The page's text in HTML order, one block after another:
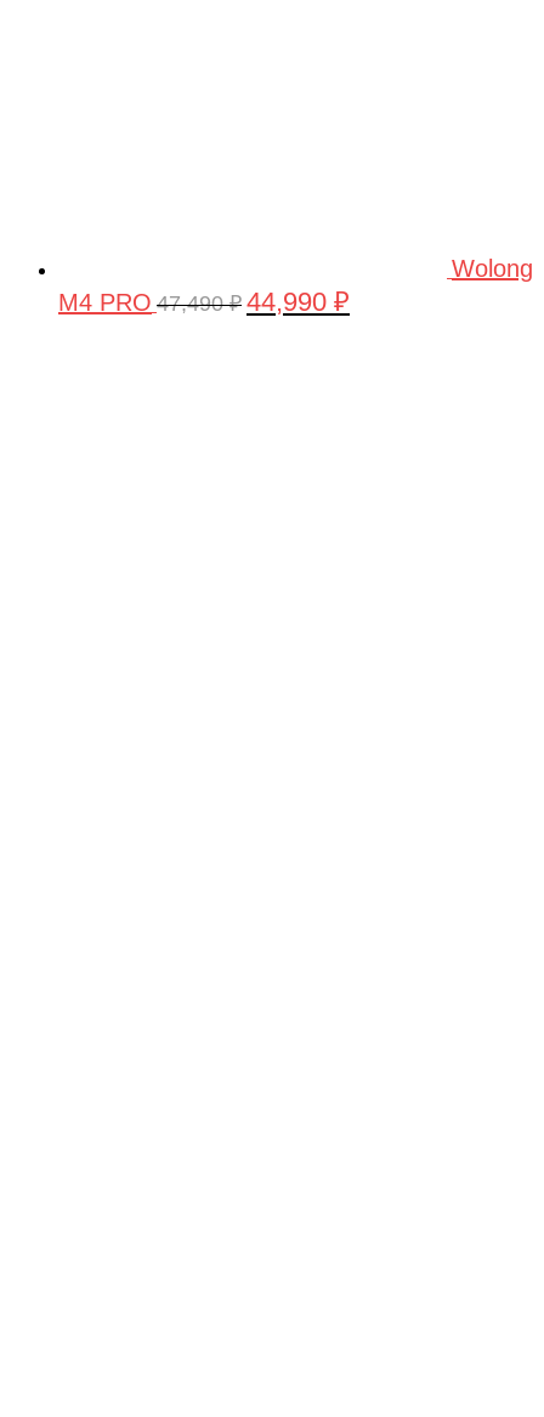
Wolong
M4 PRO 47,490₽ Первоначальная
44,990 ₽